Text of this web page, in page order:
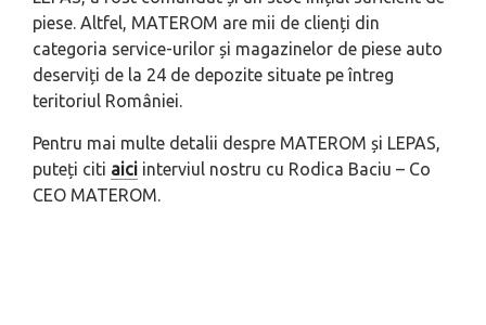
piese. Altfel, MATEROM are mii de clienți din
categoria service-urilor și magazinelor de piese auto
deserviți de la 24 de depozite situate pe întreg
teritoriul României.
Pentru mai multe detalii despre MATEROM și LEPAS,
puteți citi aici interviul nostru cu Rodica Baciu – Co
CEO MATEROM.